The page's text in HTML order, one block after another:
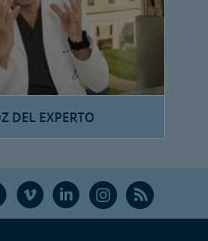
DEL EXPERTO
V L Ñ R